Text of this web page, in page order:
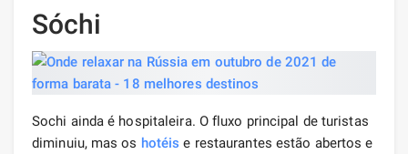
Sóchi
Sochi ainda é hospitaleira. O fluxo principal de turistas
diminuiu, mas os hotéis e restaurantes estão abertos e